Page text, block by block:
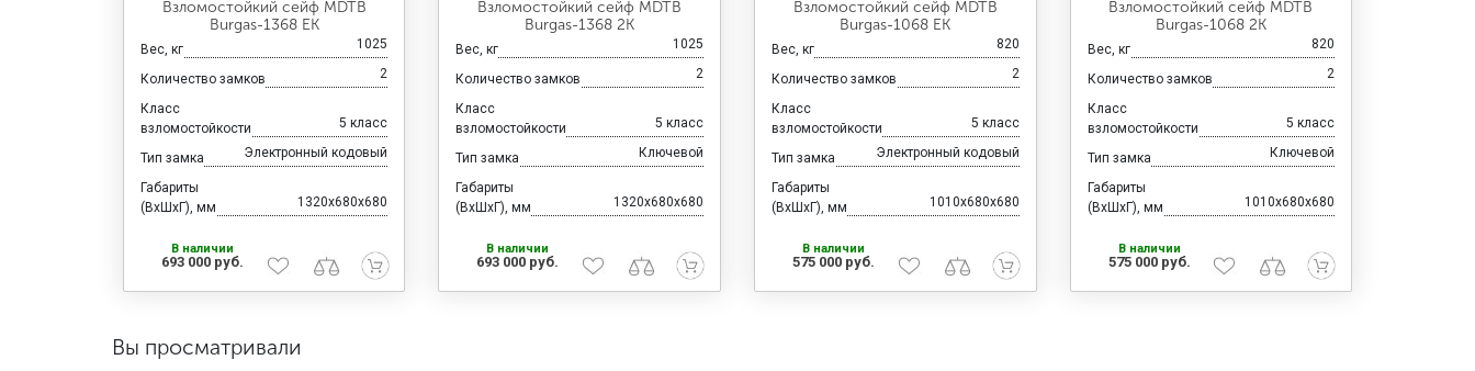
Взломостойкий сейф MDTB
Burgas-1368 EK
Вес, кг 1025
Количество замков 2
Класс
взломостойкости
5 класс
Тип замка Электронный кодовый
Габариты
(ВхШхГ), мм
1320x680x680
В наличии
693 000 руб.
Взломостойкий сейф MDTB
Burgas-1368 2K
Вес, кг 1025
Количество замков 2
Класс
взломостойкости
5 класс
Тип замка Ключевой
Габариты
(ВхШхГ), мм
1320x680x680
В наличии
693 000 руб.
Взломостойкий сейф MDTB
Burgas-1068 EK
Вес, кг 820
Количество замков 2
Класс
взломостойкости
5 класс
Тип замка Электронный кодовый
Габариты
(ВхШхГ), мм
1010x680x680
В наличии
575 000 руб.
Взломостойкий сейф MDTB
Burgas-1068 2K
Вес, кг 820
Количество замков 2
Класс
взломостойкости
5 класс
Тип замка Ключевой
Габариты
(ВхШхГ), мм
1010x680x680
В наличии
575 000 руб.
Вы просматривали